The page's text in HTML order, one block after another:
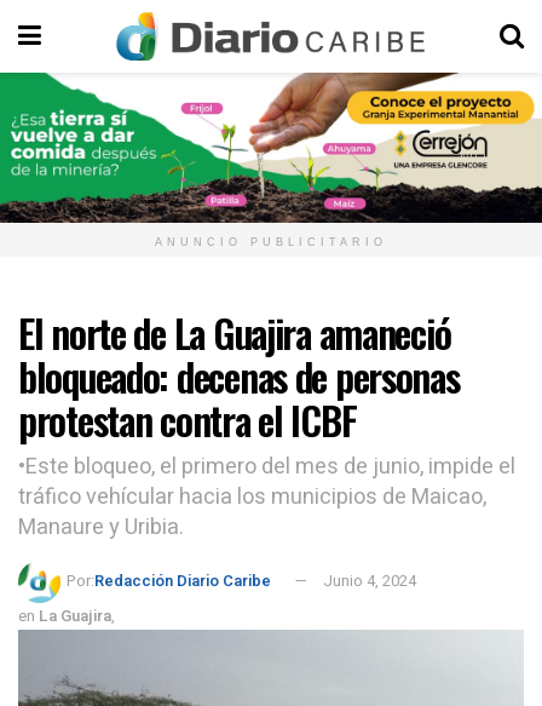
ANUNCIO PUBLICITARIO
El norte de La Guajira amaneció
bloqueado: decenas de personas
protestan contra el ICBF
•Este bloqueo, el primero del mes de junio, impide el
tráfico vehícular hacia los municipios de Maicao,
Manaure y Uribia.
Por:Redacción Diario Caribe
Junio 4, 2024
en La Guajira,